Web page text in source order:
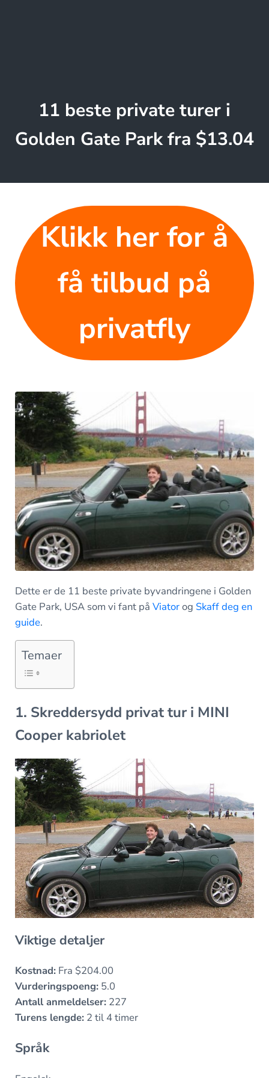
11 beste private turer i
Golden Gate Park fra $13.04
Klikk her for å
få tilbud på
privatfly
Dette er de 11 beste private byvandringene i Golden
Gate Park, USA som vi fant på Viatorog Skaff deg en
guide.
Temaer
1. Skreddersydd privat tur i MINI
Cooper kabriolet
Viktige detaljer
Kostnad:Fra $204.00
Vurderingspoeng:5.0
Antall anmeldelser:227
Turens lengde:2 til 4 timer
Språk